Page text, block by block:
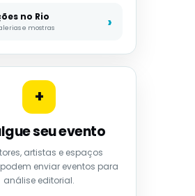
no Rio
e mostras
+
seu evento
artistas e espaços
enviar eventos para
análise editorial.